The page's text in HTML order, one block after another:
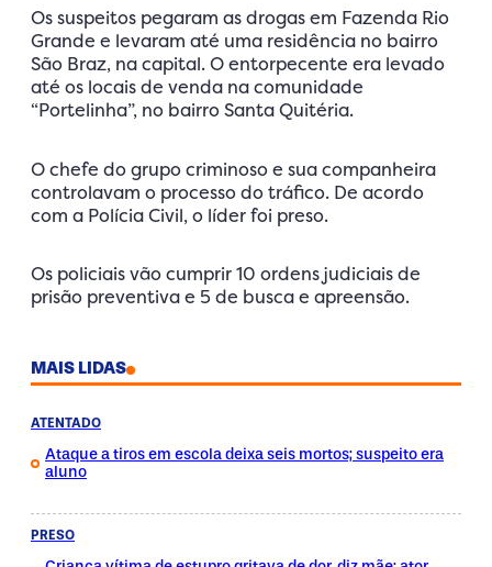
Os suspeitos pegaram as drogas em Fazenda Rio
Grande e levaram até uma residência no bairro
São Braz, na capital. O entorpecente era levado
até os locais de venda na comunidade
“Portelinha”, no bairro Santa Quitéria.
O chefe do grupo criminoso e sua companheira
controlavam o processo do tráfico. De acordo
com a Polícia Civil, o líder foi preso.
Os policiais vão cumprir 10 ordens judiciais de
prisão preventiva e 5 de busca e apreensão.
MAIS LIDAS
ATENTADO
Ataque a tiros em escola deixa seis mortos; suspeito era
aluno
PRESO